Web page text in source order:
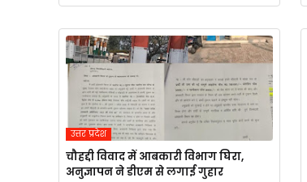
उत्तर प्रदेश
चौहद्दी विवाद में आबकारी विभाग घिरा,
अनुज्ञापन ने डीएम से लगाई गुहार